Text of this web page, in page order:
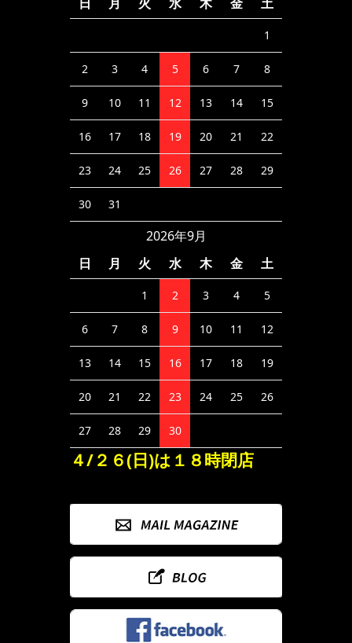
1
2 3 4 5 6 7 8
9 10 11 12 13 14 15
16 17 18 19 20 21 22
23 24 25 26 27 28 29
30 31
2026年9月
日
月 火 水 木 金 土
1 2 3 4 5
6 7 8 9 10 11 12
13 14 15 16 17 18 19
20 21 22 23 24 25 26
27 28 29 30
４/２６(日)は１８時閉店